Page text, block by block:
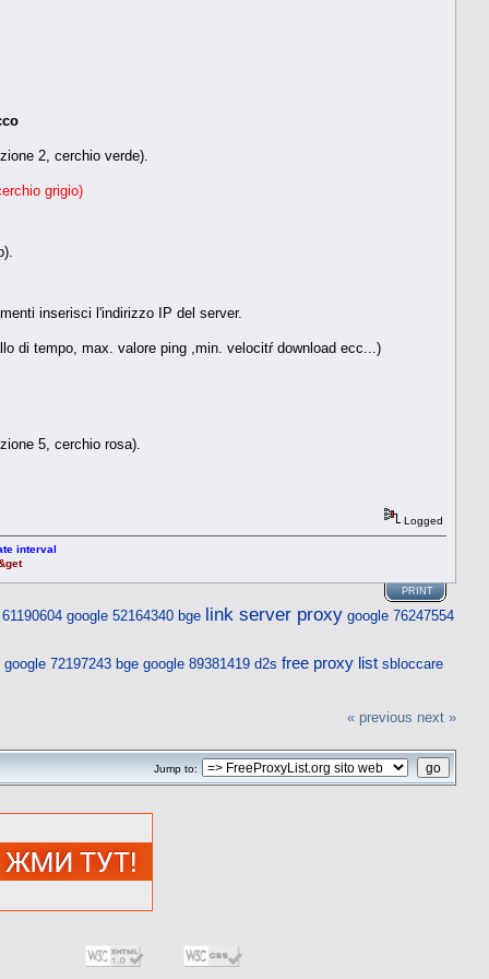
2, cerchio verde).
grigio)
inserisci l'indirizzo IP del server.
di tempo, max. valore ping ,min. velocitŕ download ecc...)
5, cerchio rosa).
Logged
interval
PRINT
google 52164340 bge link server proxy google 76247554
google 72197243 bge google 89381419 d2s free proxy list sbloccare
« previous next »
Jump to: